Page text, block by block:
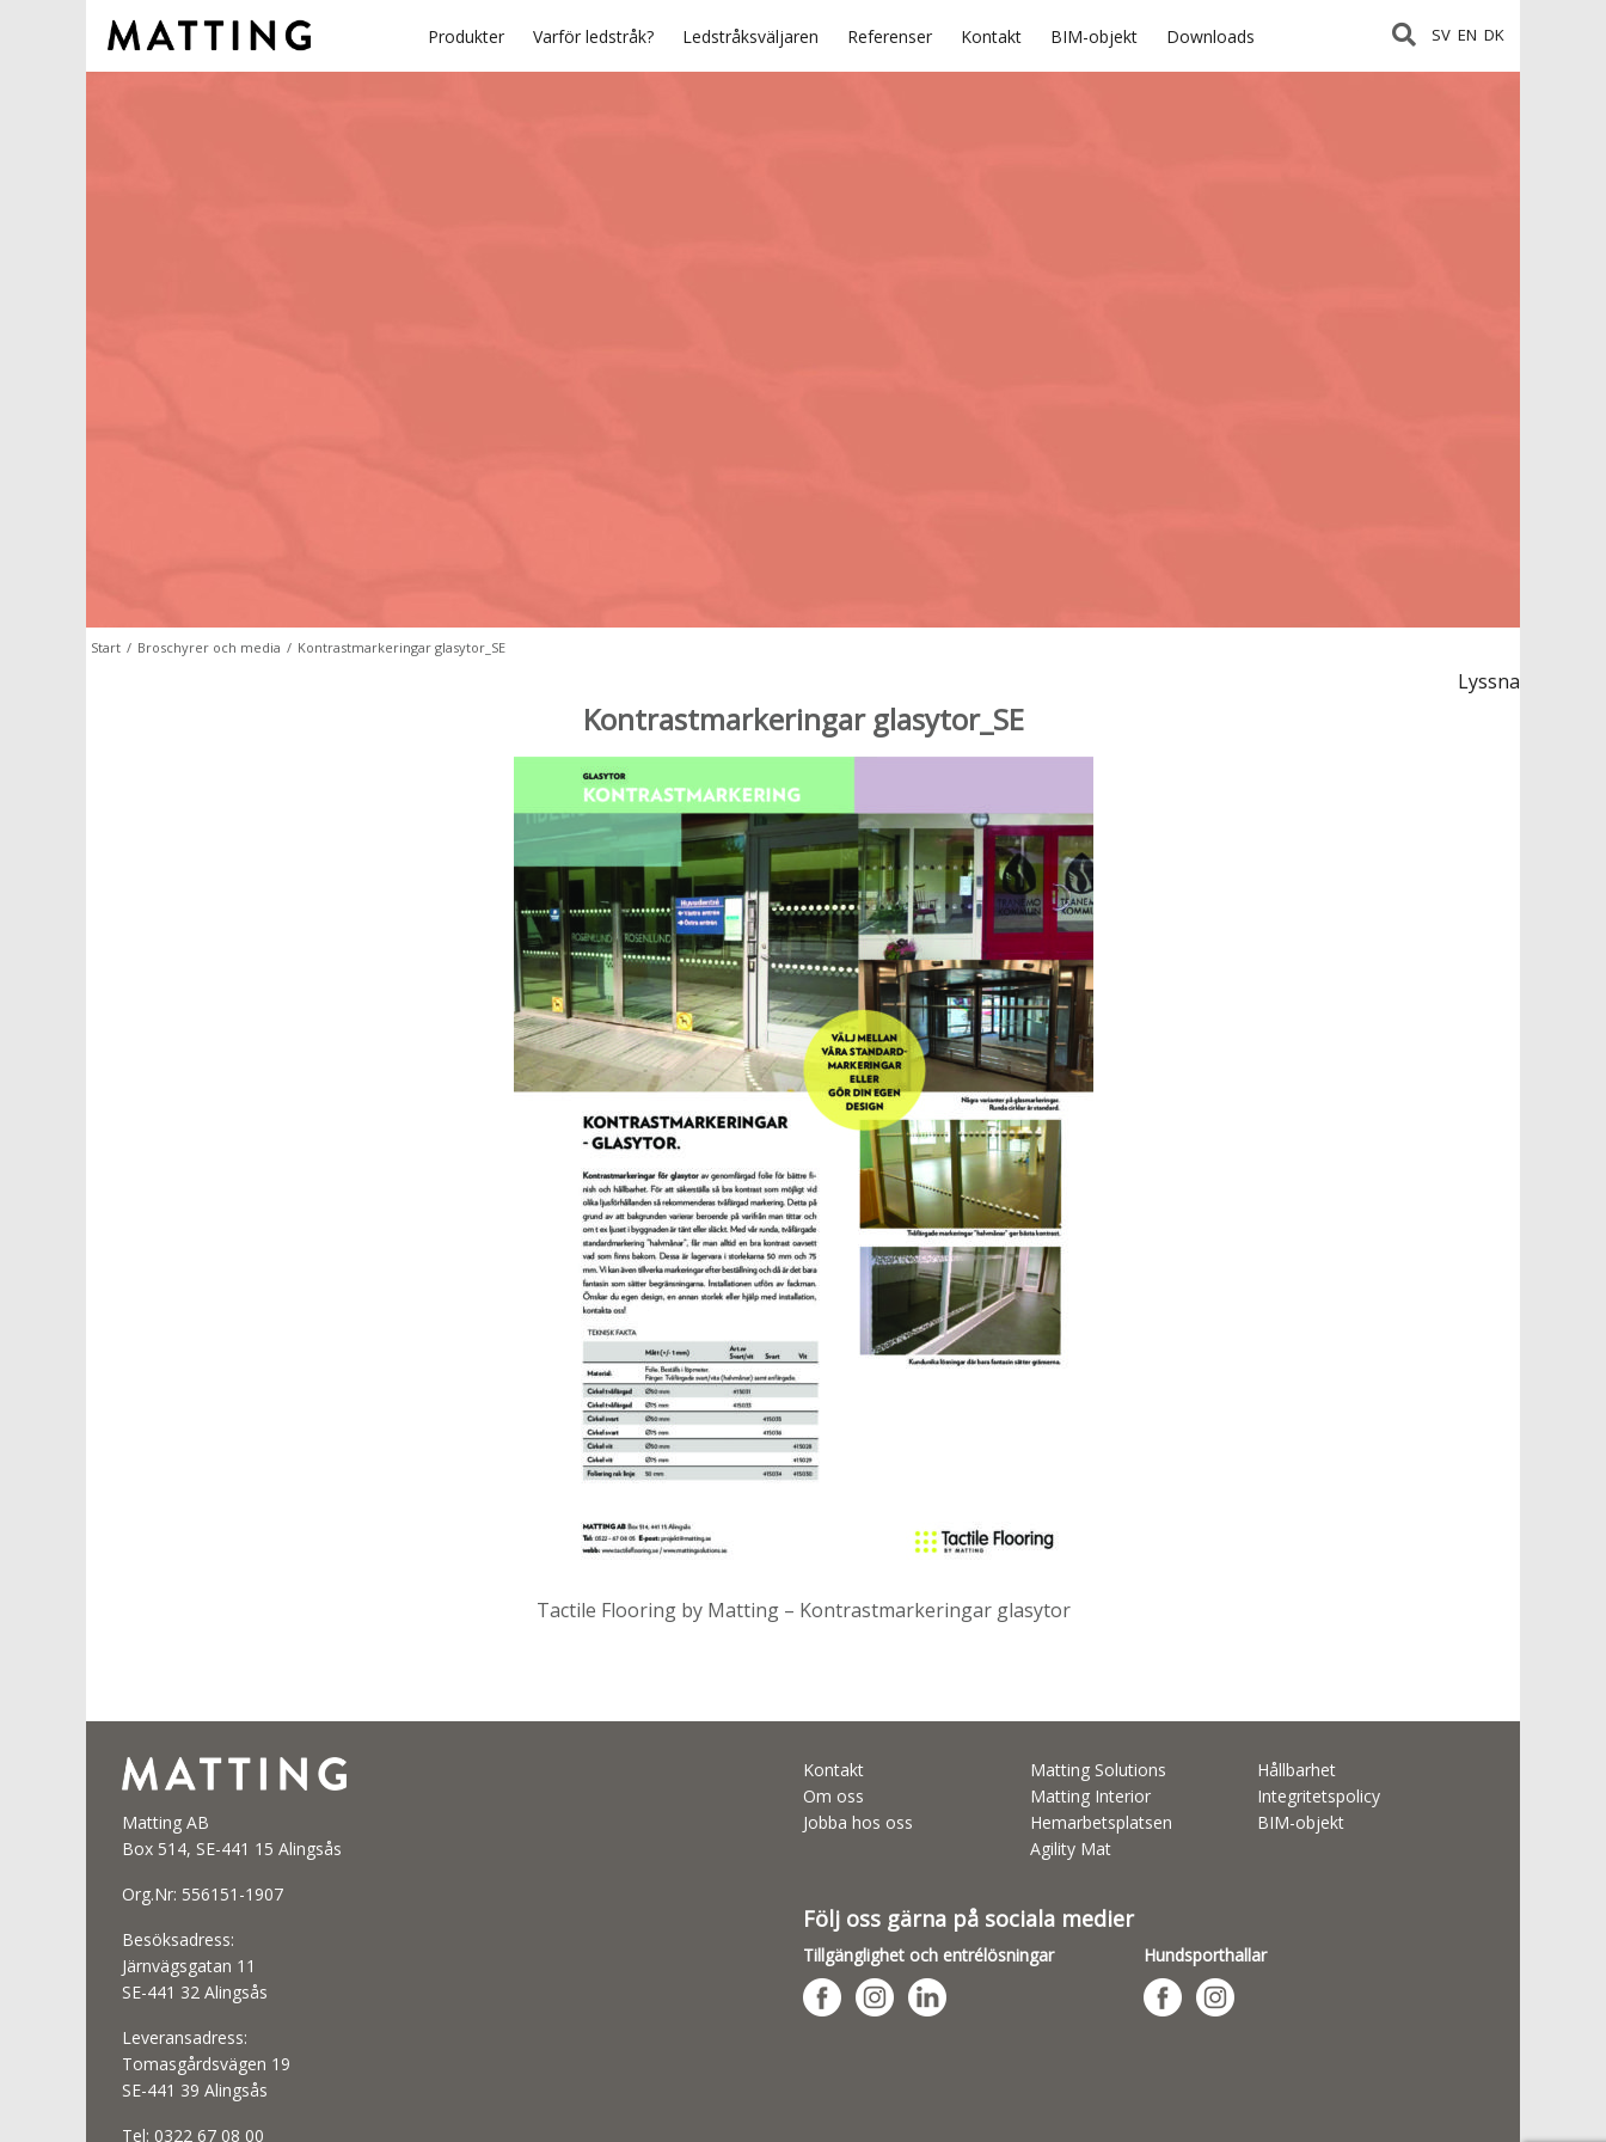
Produkter Varför ledstråk? Ledstråksväljaren Referenser Kontakt BIM-objekt Downloads SV EN DK
Start / Broschyrer och media / Kontrastmarkeringar glasytor_SE
Lyssna
Kontrastmarkeringar glasytor_SE
Tactile Flooring by Matting – Kontrastmarkeringar glasytor
Matting AB
Box 514, SE-441 15 Alingsås
Org.Nr: 556151-1907
Besöksadress:
Järnvägsgatan 11
SE-441 32 Alingsås
Leveransadress:
Tomasgårdsvägen 19
SE-441 39 Alingsås
Tel: 0322 67 08 00
Kontakt
Om oss
Jobba hos oss
Matting Solutions
Matting Interior
Hemarbetsplatsen
Agility Mat
Hållbarhet
Integritetspolicy
BIM-objekt
Följ oss gärna på sociala medier
Tillgänglighet och entrélösningar Hundsporthallar